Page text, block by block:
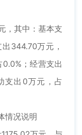
其中：基本支
344.70万元，
；经营支出
支出0万元，占
况说明